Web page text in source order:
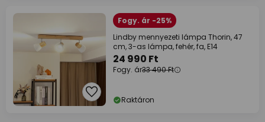
Fogy. ár -25%
Lindby mennyezeti lámpa Thorin, 47
cm, 3-as lámpa, fehér, fa, E14
24 990 Ft
Fogy. ár33 490 Ft
Raktáron